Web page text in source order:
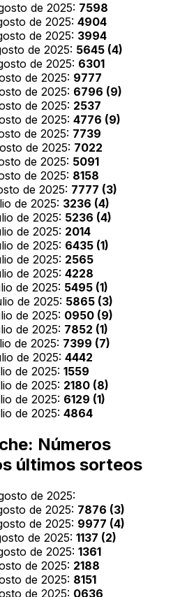
de 2025: 7598
de 2025: 4904
de 2025: 3994
de 2025: 5645 (4)
de 2025: 6301
de 2025: 9777
de 2025: 6796 (9)
de 2025: 2537
de 2025: 4776 (9)
de 2025: 7739
de 2025: 7022
de 2025: 5091
de 2025: 8158
de 2025: 7777 (3)
de 2025: 3236 (4)
de 2025: 5236 (4)
de 2025: 2014
de 2025: 6435 (1)
de 2025: 2565
de 2025: 4228
de 2025: 5495 (1)
de 2025: 5865 (3)
de 2025: 0950 (9)
de 2025: 7852 (1)
de 2025: 7399 (7)
de 2025: 4442
de 2025: 1559
de 2025: 2180 (8)
de 2025: 6129 (1)
de 2025: 4864
Números
últimos sorteos
de 2025:
de 2025: 7876 (3)
de 2025: 9977 (4)
de 2025: 1137 (2)
de 2025: 1361
de 2025: 2188
de 2025: 8151
de 2025: 0636